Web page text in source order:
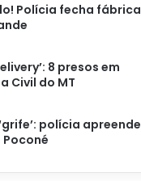
Polícia fecha fábrica
8 presos em
Civil do MT
polícia apreende
Poconé